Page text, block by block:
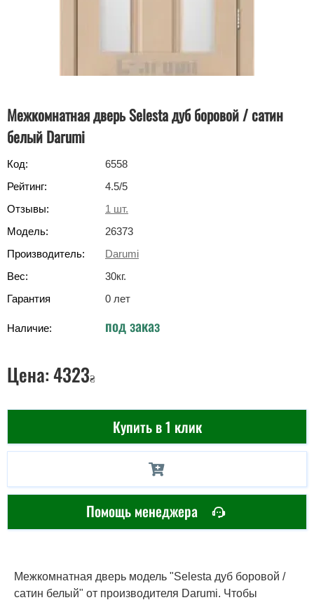
Межкомнатная дверь Selesta дуб боровой / сатин
белый Darumi
Код:
6558
Рейтинг:
4.5/5
Отзывы:
1 шт.
Модель:
26373
Производитель:
Darumi
Вес:
30кг.
Гарантия
0 лет
Наличие: под заказ
Цена:4323₴
Купить в 1 клик
Помощь менеджера
Межкомнатная дверь модель "Selesta дуб боровой /
сатин белый" от производителя Darumi. Чтобы